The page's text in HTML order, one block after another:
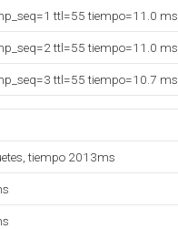
ttl=55 tiempo=11.0 ms
ttl=55 tiempo=11.0 ms
ttl=55 tiempo=10.7 ms
tiempo 2013ms